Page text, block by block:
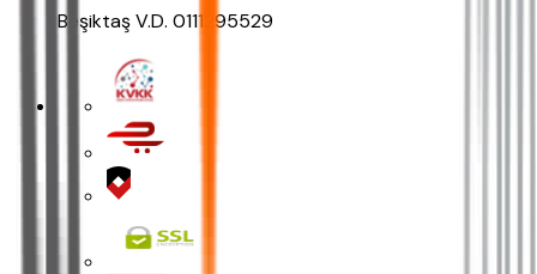
Beşiktaş V.D. 0111295529